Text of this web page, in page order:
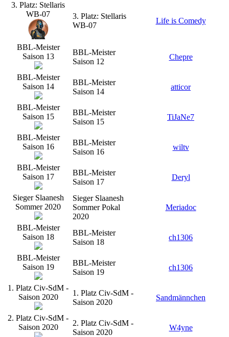
3. Platz: Stellaris
WB-07
3. Platz: Stellaris
WB-07
Life is Comedy
BBL-Meister
Saison 13
BBL-Meister
Saison 12
Chepre
BBL-Meister
Saison 14
BBL-Meister
Saison 14
atticor
BBL-Meister
Saison 15
BBL-Meister
Saison 15
TiJaNe7
BBL-Meister
Saison 16
BBL-Meister
Saison 16
wiltv
BBL-Meister
Saison 17
BBL-Meister
Saison 17
Deryl
Sieger Slaanesh
Sommer 2020
Sieger Slaanesh
Sommer Pokal
2020
Meriadoc
BBL-Meister
Saison 18
BBL-Meister
Saison 18
ch1306
BBL-Meister
Saison 19
BBL-Meister
Saison 19
ch1306
1. Platz Civ-SdM -
Saison 2020
1. Platz Civ-SdM -
Saison 2020
Sandmännchen
2. Platz Civ-SdM -
Saison 2020
2. Platz Civ-SdM -
Saison 2020
W4yne